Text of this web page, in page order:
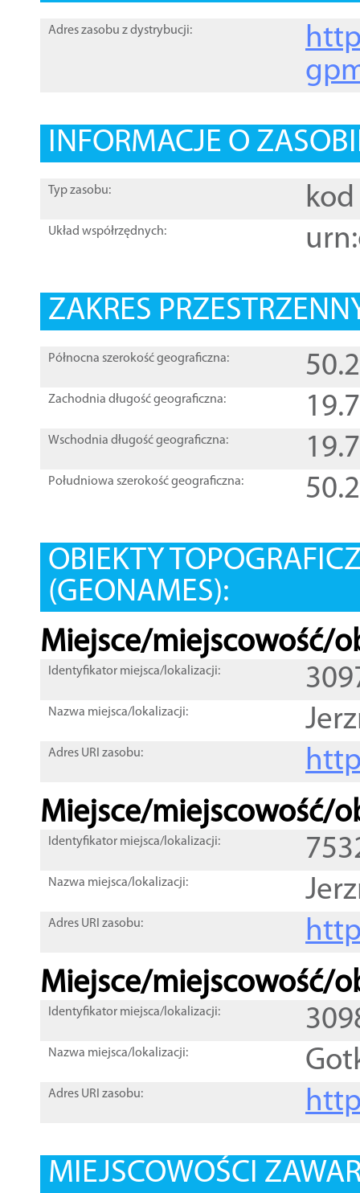
Adres zasobu z dystrybucji:
INFORMACJE O
Typ zasobu: kod
Układ współrzędnych:
ZAKRES
Północna szerokość geograficzna:
Zachodnia długość geograficzna:
Wschodnia długość geograficzna:
Południowa szerokość geograficzna:
OBIEKTY
(GEONAMES):
Miejsce/miejscowość/
Identyfikator miejsca/lokalizacji:
Nazwa miejsca/lokalizacji:
Adres URI zasobu:
Miejsce/miejscowość/
Identyfikator miejsca/lokalizacji:
Nazwa miejsca/lokalizacji:
Adres URI zasobu:
Miejsce/miejscowość/
Identyfikator miejsca/lokalizacji:
Nazwa miejsca/lokalizacji:
Adres URI zasobu:
MIEJSCOWOŚCI